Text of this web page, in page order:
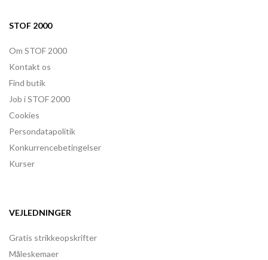
STOF 2000
Om STOF 2000
Kontakt os
Find butik
Job i STOF 2000
Cookies
Persondatapolitik
Konkurrencebetingelser
Kurser
VEJLEDNINGER
Gratis strikkeopskrifter
Måleskemaer